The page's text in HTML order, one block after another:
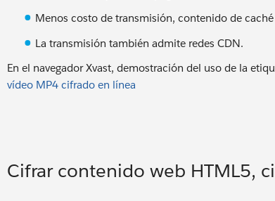
Menos costo de transmisión, contenido de
La transmisión también admite redes CDN.
En el navegador Xvast, demostración del uso de la
vídeo MP4 cifrado en línea
Cifrar contenido web HTML5,